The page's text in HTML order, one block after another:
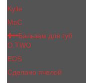
Kylie
МаС
Бальзам для губ
O.TWO
EOS
Сделано пчелой